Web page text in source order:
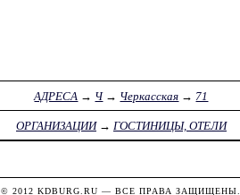
АДРЕСА → Ч→ Черкасская → 71
ОРГАНИЗАЦИИ→ ГОСТИНИЦЫ, ОТЕЛИ
© 2012KDBURG.RU — ВСЕ ПРАВА ЗАЩИЩЕНЫ.